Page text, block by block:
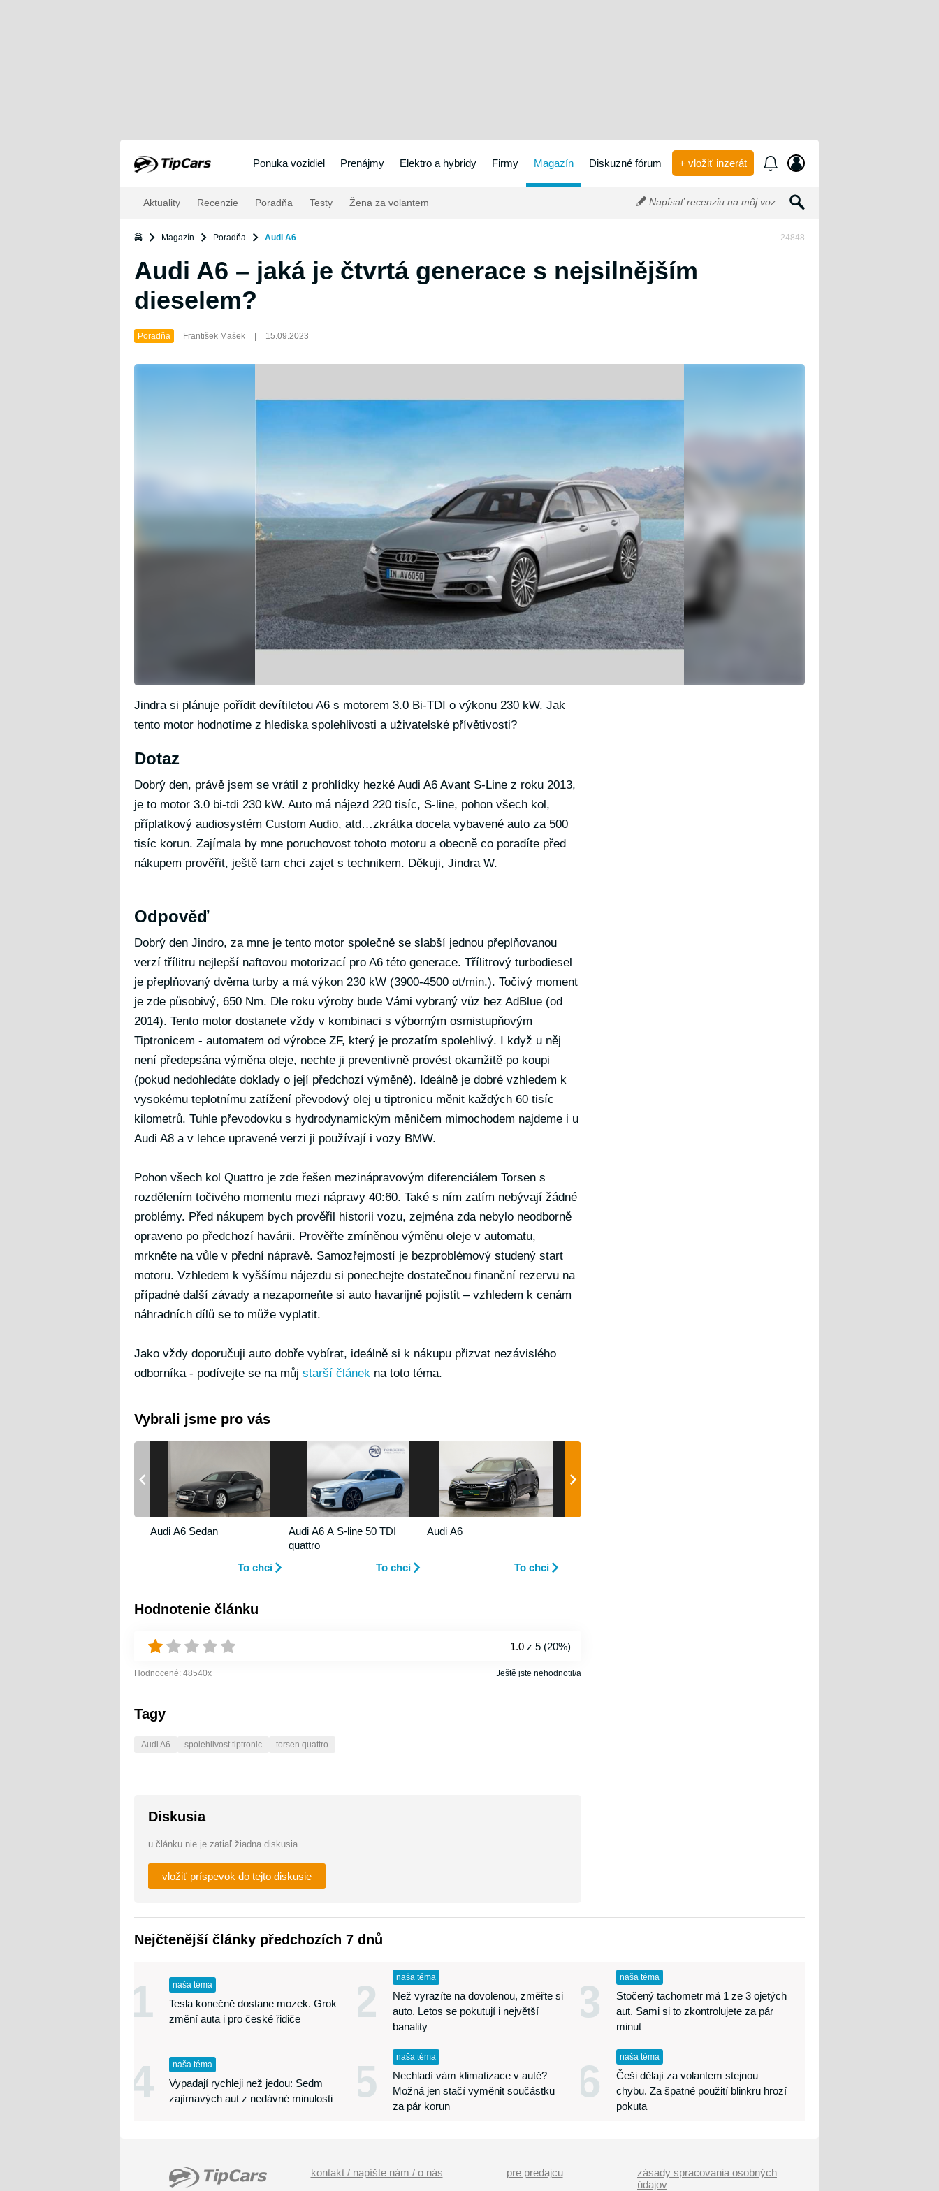
Ponuka vozidiel Prenájmy Elektro a hybridy Firmy Magazín Diskuzné fórum + vložiť inzerát
Aktuality Recenzie Poradňa Testy Žena za volantem Napísať recenziu na môj voz
Magazín Poradňa Audi A6 24848
Audi A6 – jaká je čtvrtá generace s nejsilnějším
dieselem?
Poradňa František Mašek 15.09.2023
Jindra si plánuje pořídit devítiletou A6 s motorem 3.0 Bi-TDI o výkonu 230 kW. Jak
tento motor hodnotíme z hlediska spolehlivosti a uživatelské přívětivosti?
Dotaz
Dobrý den, právě jsem se vrátil z prohlídky hezké Audi A6 Avant S-Line z roku 2013,
je to motor 3.0 bi-tdi 230 kW. Auto má nájezd 220 tisíc, S-line, pohon všech kol,
příplatkový audiosystém Custom Audio, atd…zkrátka docela vybavené auto za 500
tisíc korun. Zajímala by mne poruchovost tohoto motoru a obecně co poradíte před
nákupem prověřit, ještě tam chci zajet s technikem. Děkuji, Jindra W.
Odpověď
Dobrý den Jindro, za mne je tento motor společně se slabší jednou přeplňovanou
verzí třílitru nejlepší naftovou motorizací pro A6 této generace. Třílitrový turbodiesel
je přeplňovaný dvěma turby a má výkon 230 kW (3900-4500 ot/min.). Točivý moment
je zde působivý, 650 Nm. Dle roku výroby bude Vámi vybraný vůz bez AdBlue (od
2014). Tento motor dostanete vždy v kombinaci s výborným osmistupňovým
Tiptronicem - automatem od výrobce ZF, který je prozatím spolehlivý. I když u něj
není předepsána výměna oleje, nechte ji preventivně provést okamžitě po koupi
(pokud nedohledáte doklady o její předchozí výměně). Ideálně je dobré vzhledem k
vysokému teplotnímu zatížení převodový olej u tiptronicu měnit každých 60 tisíc
kilometrů. Tuhle převodovku s hydrodynamickým měničem mimochodem najdeme i u
Audi A8 a v lehce upravené verzi ji používají i vozy BMW.
Pohon všech kol Quattro je zde řešen mezinápravovým diferenciálem Torsen s
rozdělením točivého momentu mezi nápravy 40:60. Také s ním zatím nebývají žádné
problémy. Před nákupem bych prověřil historii vozu, zejména zda nebylo neodborně
opraveno po předchozí havárii. Prověřte zmíněnou výměnu oleje v automatu,
mrkněte na vůle v přední nápravě. Samozřejmostí je bezproblémový studený start
motoru. Vzhledem k vyššímu nájezdu si ponechejte dostatečnou finanční rezervu na
případné další závady a nezapomeňte si auto havarijně pojistit – vzhledem k cenám
náhradních dílů se to může vyplatit.
Jako vždy doporučuji auto dobře vybírat, ideálně si k nákupu přizvat nezávislého
odborníka - podívejte se na můj starší článek na toto téma.
Vybrali jsme pro vás
Audi A6 Sedan
To chci
Audi A6 A S-line 50 TDI
quattro
To chci
Audi A6
To chci
Hodnotenie článku
1.0 z 5 (20%)
Hodnocené: 48540x Ještě jste nehodnotil/a
Tagy
Audi A6 spolehlivost tiptronic torsen quattro
Diskusia
u článku nie je zatiaľ žiadna diskusia
vložiť príspevok do tejto diskusie
Nejčtenější články předchozích 7 dnů
1 naša téma
Tesla konečně dostane mozek. Grok
změní auta i pro české řidiče
2 naša téma
Než vyrazíte na dovolenou, změřte si
auto. Letos se pokutují i největší
banality
3 naša téma
Stočený tachometr má 1 ze 3 ojetých
aut. Sami si to zkontrolujete za pár
minut
4 naša téma
Vypadají rychleji než jedou: Sedm
zajímavých aut z nedávné minulosti
5 naša téma
Nechladí vám klimatizace v autě?
Možná jen stačí vyměnit součástku
za pár korun
6 naša téma
Češi dělají za volantem stejnou
chybu. Za špatné použití blinkru hrozí
pokuta
kontakt / napíšte nám / o nás
pre predajcu
zásady spracovania osobných
údajov